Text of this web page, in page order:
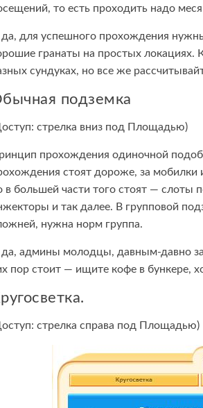
то есть проходить надо
для успешного прохождения
гранаты на простых локациях.
сундуках, но все же
подземка
стрелка вниз под Площадью)
прохождения одиночной
стоят дороже, за
в большей части того стоят — слоты
и так далее. В групповой
нужна норм группа.
админы молодцы, давным-давно
пор стоит — ищите кофе в бункере,
стрелка справа под Площадью)